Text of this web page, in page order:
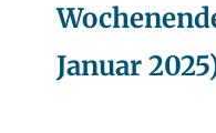
Januar